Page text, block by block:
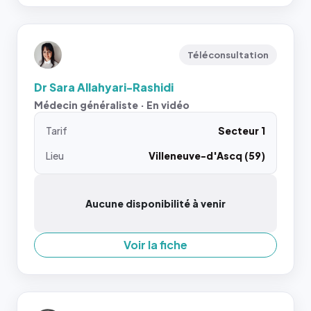
Téléconsultation
Dr Sara Allahyari-Rashidi
Médecin généraliste · En vidéo
Tarif
Secteur 1
Lieu
Villeneuve-d'Ascq (59)
Aucune disponibilité à venir
Voir la fiche